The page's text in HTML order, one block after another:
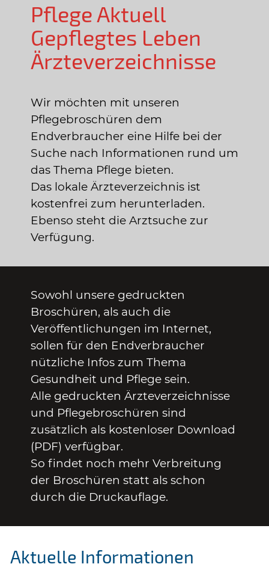
Pflege Aktuell
Gepflegtes Leben
Ärzteverzeichnisse
Wir möchten mit unseren
Pflegebroschüren dem
Endverbraucher eine Hilfe bei der
Suche nach Informationen rund um
das Thema Pflege bieten.
Das lokale Ärzteverzeichnis ist
kostenfrei zum herunterladen.
Ebenso steht die Arztsuche zur
Verfügung.
Sowohl unsere gedruckten
Broschüren, als auch die
Veröffentlichungen im Internet,
sollen für den Endverbraucher
nützliche Infos zum Thema
Gesundheit und Pflege sein.
Alle gedruckten Ärzteverzeichnisse
und Pflegebroschüren sind
zusätzlich als kostenloser Download
(PDF) verfügbar.
So findet noch mehr Verbreitung
der Broschüren statt als schon
durch die Druckauflage.
Aktuelle Informationen